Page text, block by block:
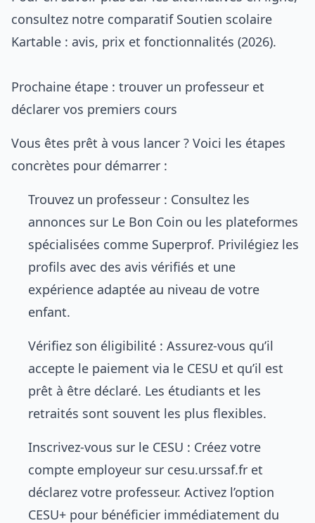
consultez notre comparatif Soutien scolaire
Kartable : avis, prix et fonctionnalités (2026).
Prochaine étape : trouver un professeur et
déclarer vos premiers cours
Vous êtes prêt à vous lancer ? Voici les étapes
concrètes pour démarrer :
Trouvez un professeur : Consultez les
annonces sur Le Bon Coin ou les plateformes
spécialisées comme Superprof. Privilégiez les
profils avec des avis vérifiés et une
expérience adaptée au niveau de votre
enfant.
Vérifiez son éligibilité : Assurez-vous qu’il
accepte le paiement via le CESU et qu’il est
prêt à être déclaré. Les étudiants et les
retraités sont souvent les plus flexibles.
Inscrivez-vous sur le CESU : Créez votre
compte employeur sur cesu.urssaf.fr et
déclarez votre professeur. Activez l’option
CESU+ pour bénéficier immédiatement du